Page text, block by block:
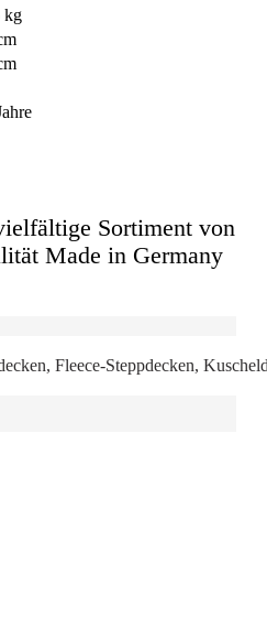
kg
Sortiment von
Made in Germany
Fleece-Steppdecken,